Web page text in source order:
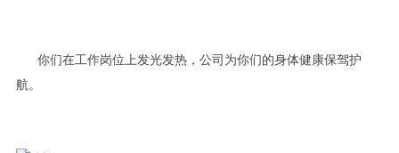
你们在工作岗位上发光发热，公司为你们的身体健康保驾护
航。